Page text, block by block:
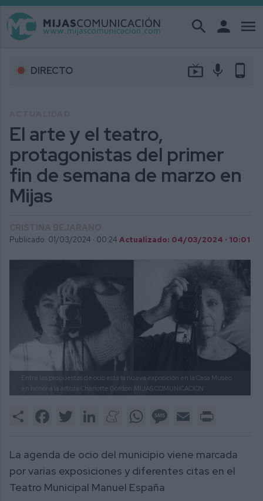
search person menu
DIRECTO live_tv mic phone_android
El arte y el teatro,
protagonistas del primer
fin de semana de marzo en
Mijas
Publicado: 01/03/2024 · 00:24 Actualizado: 04/03/2024 · 10:01
Entre las propuestas de ocio está la nueva exposición en la Casa Museo
en honor a la artista Charlotte Gordon MIJAS COMUNICACIÓN
Share FacebookTwitter LinkedInMeneameWhatsAppMessage
Email
La agenda de ocio del municipio viene marcada
por varias exposiciones y diferentes citas en el
Teatro Municipal Manuel España